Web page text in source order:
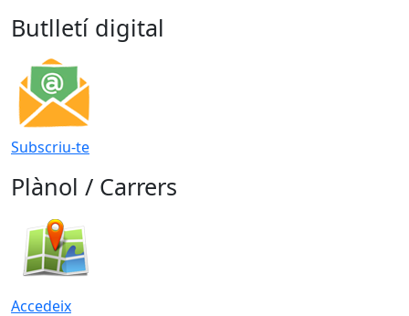
Butlletí digital
Subscriu-te
Plànol / Carrers
Accedeix